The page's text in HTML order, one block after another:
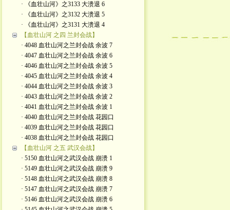
· 《血壮山河》之3133 大溃退 6
· 《血壮山河》之3132 大溃退 5
· 《血壮山河》之3131 大溃退 4
【血壮山河 之四 兰封会战】
· 4048 血壮山河之兰封会战 余波 7
· 4047 血壮山河之兰封会战 余波 6
· 4046 血壮山河之兰封会战 余波 5
· 4045 血壮山河之兰封会战 余波 4
· 4044 血壮山河之兰封会战 余波 3
· 4043 血壮山河之兰封会战 余波 2
· 4041 血壮山河之兰封会战 余波 1
· 4040 血壮山河之兰封会战 花园口
· 4039 血壮山河之兰封会战 花园口
· 4038 血壮山河之兰封会战 花园口
【血壮山河 之五 武汉会战】
· 5150 血壮山河之武汉会战 崩溃 1
· 5149 血壮山河之武汉会战 崩溃 9
· 5148 血壮山河之武汉会战 崩溃 8
· 5147 血壮山河之武汉会战 崩溃 7
· 5146 血壮山河之武汉会战 崩溃 6